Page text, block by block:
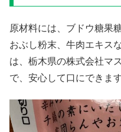
原材料には、ブドウ糖果
おぶし粉末、牛肉エキス
は、栃木県の株式会社マ
で、安心して口にできます